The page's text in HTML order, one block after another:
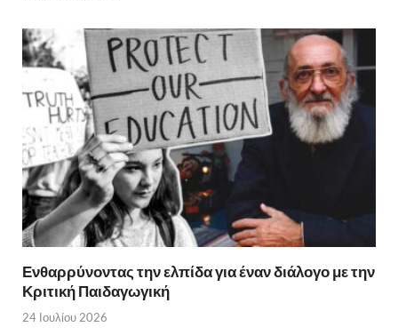
Ενθαρρύνοντας την ελπίδα για έναν διάλογο με την
Κριτική Παιδαγωγική
24 Ιουλίου 2026